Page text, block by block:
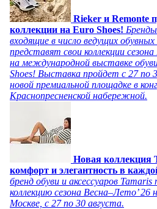
Rieker и Remonte
коллекции на Euro Shoes!
входящие в число ведущих
представят свои коллекции
на международной выставке
Shoes! Выставка пройдет c 27 по
новой премиальной площадке в
Краснопресненской набережной.
Новая коллекция
комфорт и элегантность в
бренд обуви и аксессуаров
коллекцию сезона Весна–Лето’ 26
Москве, с 27 по 30 августа.